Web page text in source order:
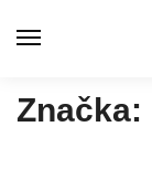
Značka: